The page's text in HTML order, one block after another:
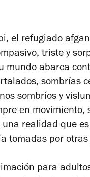
el refugiado
triste y
mundo abarca
sombrías
sombríos y
en movimiento,
realidad que
tomadas por otras
para